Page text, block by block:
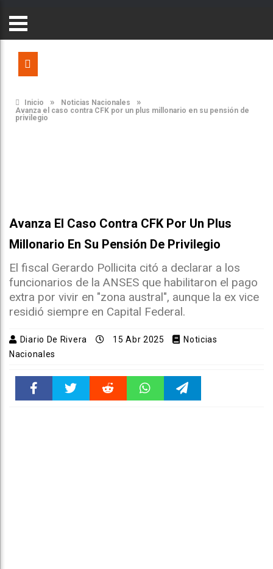
Inicio » Noticias Nacionales »
Avanza el caso contra CFK por un plus millonario en su pensión de
privilegio
Avanza El Caso Contra CFK Por Un Plus
Millonario En Su Pensión De Privilegio
El fiscal Gerardo Pollicita citó a declarar a los
funcionarios de la ANSES que habilitaron el pago
extra por vivir en "zona austral", aunque la ex vice
residió siempre en Capital Federal.
Diario De Rivera 15 Abr 2025
Noticias
Nacionales